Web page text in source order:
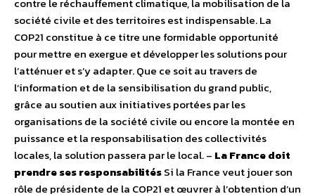
société civile et des territoires est indispensable. La
COP21 constitue à ce titre une formidable opportunité
pour mettre en exergue et développer les solutions pour
l’atténuer et s’y adapter. Que ce soit au travers de
l’information et de la sensibilisation du grand public,
grâce au soutien aux initiatives portées par les
organisations de la société civile ou encore la montée en
puissance et la responsabilisation des collectivités
locales, la solution passera par le local. – La France doit
prendre ses responsabilitésSi la France veut jouer son
rôle de présidente de la COP21 et œuvrer à l’obtention d’un